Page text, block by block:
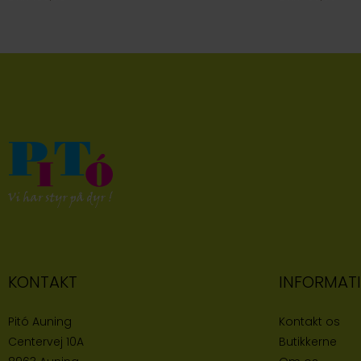
KONTAKT
Pitó Auning
Centervej 10A
Kontakt os
Butikkerne